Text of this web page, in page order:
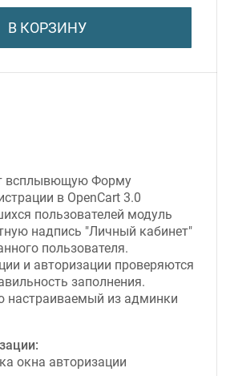
В КОРЗИНУ
всплывющую Форму
в OpenCart 3.0
пользователей модуль
надпись "Личный кабинет"
пользователя.
и авторизации проверяются
заполнения.
настраиваемый из админки
окна авторизации